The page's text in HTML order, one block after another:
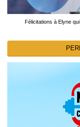
Félicitations à Elyne